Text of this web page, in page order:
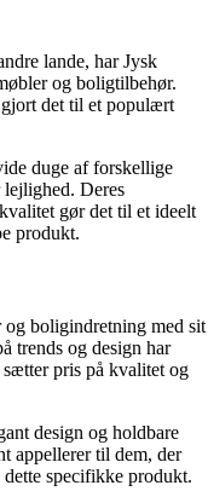
lande, har Jysk
og boligtilbehør.
det til et populært
duge af forskellige
lejlighed. Deres
gør det til et ideelt
produkt.
boligindretning med sit
trends og design har
pris på kvalitet og
design og holdbare
appellerer til dem, der
specifikke produkt.